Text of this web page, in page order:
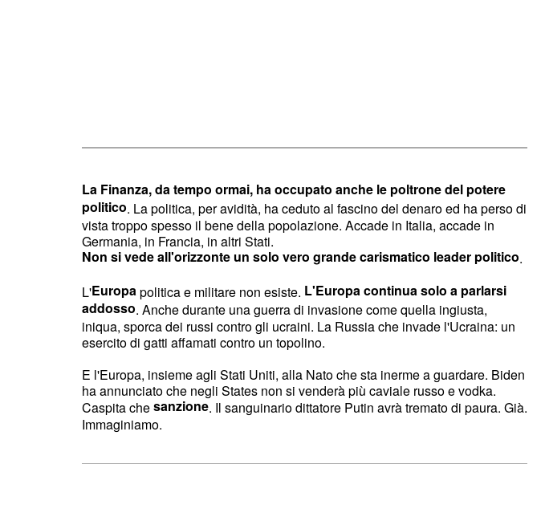
La Finanza, da tempo ormai, ha occupato anche le poltrone del potere
politico . La politica, per avidità, ha ceduto al fascino del denaro ed ha perso di
vista troppo spesso il bene della popolazione. Accade in Italia, accade in
Germania, in Francia, in altri Stati.
Non si vede all'orizzonte un solo vero grande carismatico leader politico
L'Europa politica e militare non esiste. L'Europa continua solo a parlarsi
addosso . Anche durante una guerra di invasione come quella ingiusta,
iniqua, sporca dei russi contro gli ucraini. La Russia che invade l'Ucraina: un
esercito di gatti affamati contro un topolino.
E l'Europa, insieme agli Stati Uniti, alla Nato che sta inerme a guardare. Biden
ha annunciato che negli States non si venderà più caviale russo e vodka.
Caspita che sanzione . Il sanguinario dittatore Putin avrà tremato di paura. Già.
Immaginiamo.